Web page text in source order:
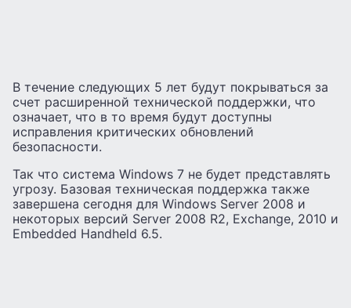
В течение следующих 5 лет будут покрываться за
счет расширенной технической поддержки, что
означает, что в то время будут доступны
исправления критических обновлений
безопасности.
Так что система Windows 7 не будет представлять
угрозу. Базовая техническая поддержка также
завершена сегодня для Windows Server 2008 и
некоторых версий Server 2008 R2, Exchange, 2010 и
Embedded Handheld 6.5.